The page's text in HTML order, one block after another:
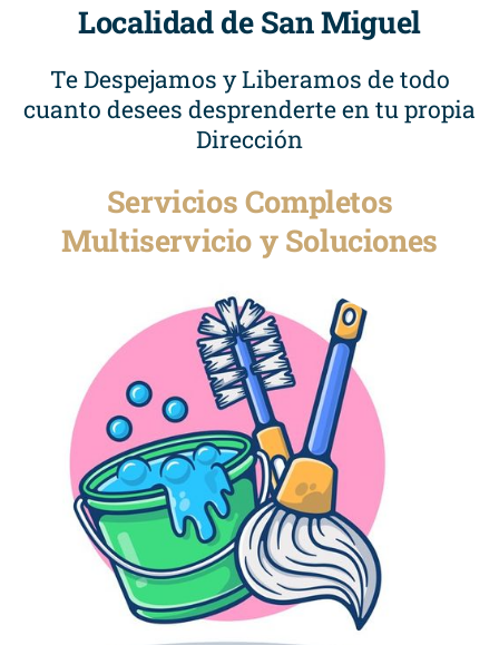
Localidad de San Miguel
Te Despejamos y Liberamos de todo
cuanto desees desprenderte en tu propia
Dirección
Servicios Completos
Multiservicio y Soluciones